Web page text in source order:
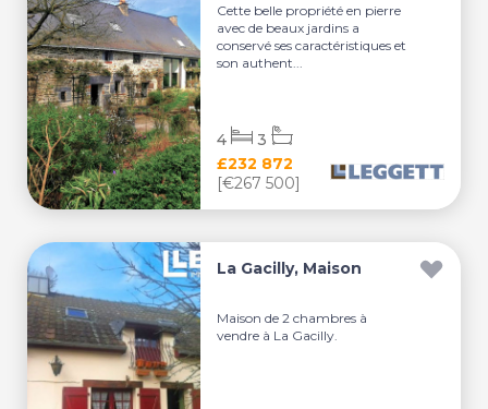
Cette belle propriété en pierre
avec de beaux jardins a
conservé ses caractéristiques et
son authent...
£232 872
[€267 500]
4 3
La Gacilly, Maison
Maison de 2 chambres à
vendre à La Gacilly.